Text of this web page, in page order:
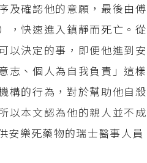
及確認他的意願，最後由
，快速進入鎮靜而死亡。
以決定的事，即便他進到
志、個人為自我負責」這
構的行為，對於幫助他自
以本文認為他的親人並不
安樂死藥物的瑞士醫事人員